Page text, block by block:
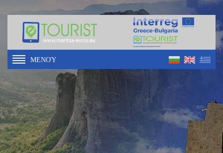
ΜΕΝΟΎ